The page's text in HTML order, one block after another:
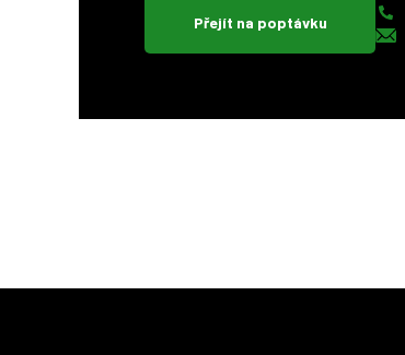
Přejít na poptávku